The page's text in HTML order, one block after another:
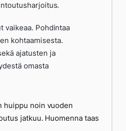
vaikeaa. Pohdintaa
kohtaamisesta.
ajatusten ja
omasta
huippu noin vuoden
jatkuu. Huomenna taas